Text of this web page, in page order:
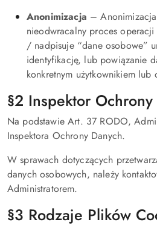
Anonimizacja –
nieodwracalny proces
/ nadpisuje “dane osobowe”
identyfikację, lub powiązanie
konkretnym użytkownikiem lub
§2 Inspektor Ochrony
Na podstawie Art. 37 RODO,
Inspektora Ochrony Danych.
W sprawach dotyczących
danych osobowych, należy
Administratorem.
§3 Rodzaje Plików